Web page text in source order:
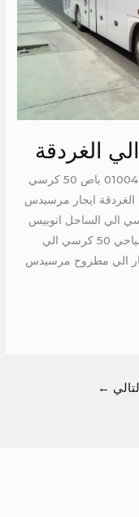
باص 50 كرسي للايجار الي الغردقة 01004230753 باص 50 كرسي
باص 50 كرسي الي الغردقة ايجار مرسيدس
العالمين ايجار اتوبيس 50 كرسي الي الساحل اتوبيس
50 راكب للايجار الي الغردقة ايجار اتوبيس سياحي 50 كرسي الي
سياحي 50 راكب للايجار الي مطروح مرسيدس
←